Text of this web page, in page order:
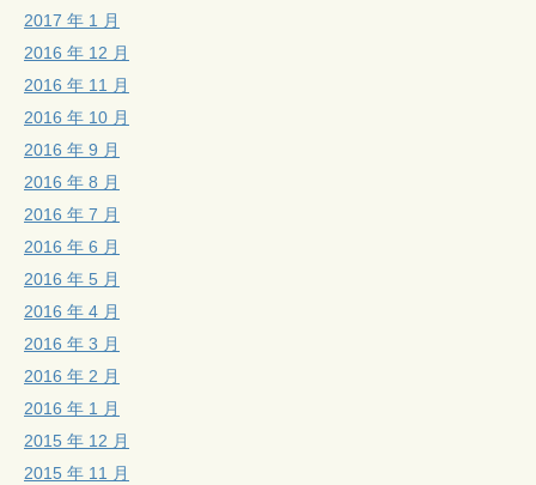
2017 年 1 月
2016 年 12 月
2016 年 11 月
2016 年 10 月
2016 年 9 月
2016 年 8 月
2016 年 7 月
2016 年 6 月
2016 年 5 月
2016 年 4 月
2016 年 3 月
2016 年 2 月
2016 年 1 月
2015 年 12 月
2015 年 11 月